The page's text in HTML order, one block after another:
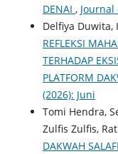
DENAI , Journal
Delfiya Duwita,
REFLEKSI
TERHADAP
PLATFORM
(2026): Juni
Tomi Hendra,
Zulfis Zulfis,
DAKWAH